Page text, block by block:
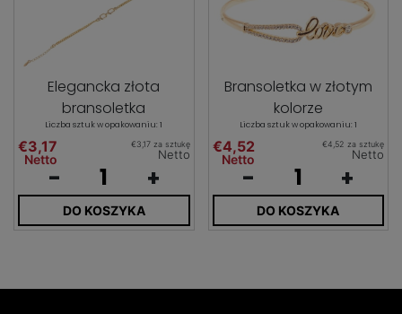
Elegancka złota
bransoletka
Liczba sztuk w opakowaniu: 1
€3,17
Netto
€3,17 za sztukę
Netto
- +
DO KOSZYKA
Bransoletka w złotym
kolorze
Liczba sztuk w opakowaniu: 1
€4,52
Netto
€4,52 za sztukę
Netto
- +
DO KOSZYKA